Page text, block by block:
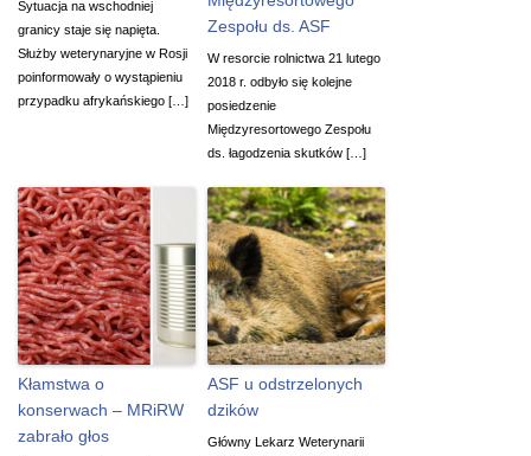
Sytuacja na wschodniej
granicy staje się napięta.
Służby weterynaryjne w Rosji
poinformowały o wystąpieniu
przypadku afrykańskiego […]
Zespołu ds. ASF
W resorcie rolnictwa 21 lutego
2018 r. odbyło się kolejne
posiedzenie
Międzyresortowego Zespołu
ds. łagodzenia skutków […]
Kłamstwa o
konserwach – MRiRW
zabrało głos
ASF u odstrzelonych
dzików
Główny Lekarz Weterynarii